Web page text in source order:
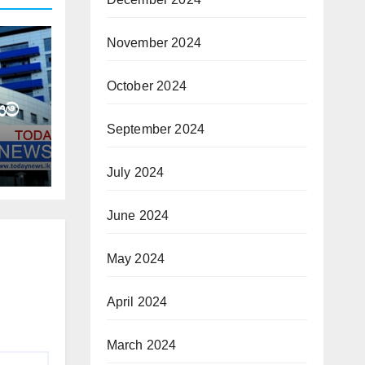
November 2024
October 2024
September 2024
July 2024
June 2024
May 2024
April 2024
March 2024